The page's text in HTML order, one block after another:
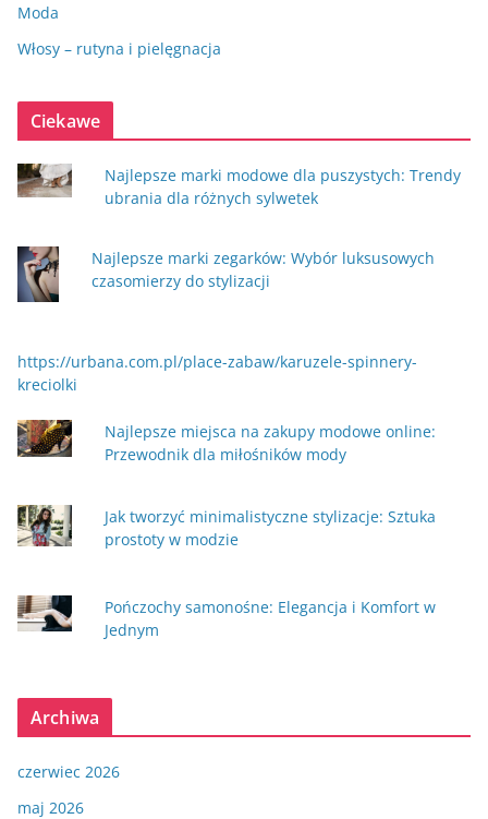
Moda
Włosy – rutyna i pielęgnacja
Ciekawe
Najlepsze marki modowe dla puszystych: Trendy
ubrania dla różnych sylwetek
Najlepsze marki zegarków: Wybór luksusowych
czasomierzy do stylizacji
https://urbana.com.pl/place-zabaw/karuzele-spinnery-
kreciolki
Najlepsze miejsca na zakupy modowe online:
Przewodnik dla miłośników mody
Jak tworzyć minimalistyczne stylizacje: Sztuka
prostoty w modzie
Pończochy samonośne: Elegancja i Komfort w
Jednym
Archiwa
czerwiec 2026
maj 2026